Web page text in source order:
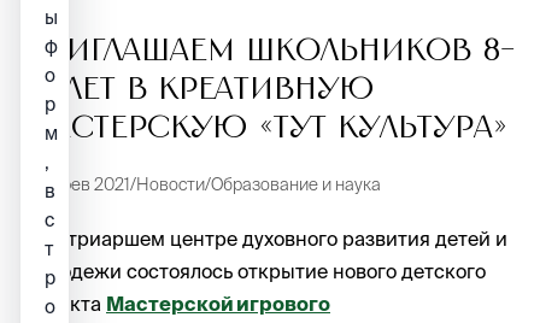
Приглашаем школьников 8-
12 лет в Креативную
мастерскую «Тут культура»
4 фев 2021 Новости Образование и наука
В Патриаршем центре духовного развития детей и
молодежи состоялось открытие нового детского
проекта Мастерской игрового
ы
ф
о
р
м
,
в
с
т
р
о